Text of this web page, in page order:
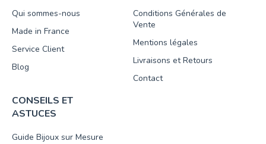
Qui sommes-nous
Made in France
Service Client
Blog
Conditions Générales de
Vente
Mentions légales
Livraisons et Retours
Contact
CONSEILS ET
ASTUCES
Guide Bijoux sur Mesure